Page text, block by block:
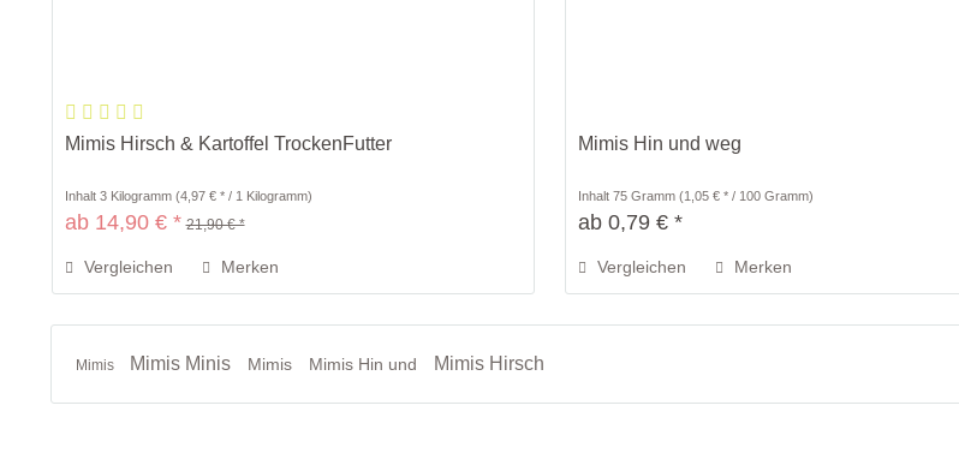
Mimis Hirsch & Kartoffel TrockenFutter
Inhalt 3 Kilogramm (4,97 € * / 1 Kilogramm)
ab 14,90 € * 21,90 € *
Vergleichen Merken
Mimis Hin und weg
Inhalt75 Gramm(1,05 € * / 100 Gramm)
ab 0,79 € *
Vergleichen Merken
Mimis Mimis Minis Mimis Mimis Hin und Mimis Hirsch